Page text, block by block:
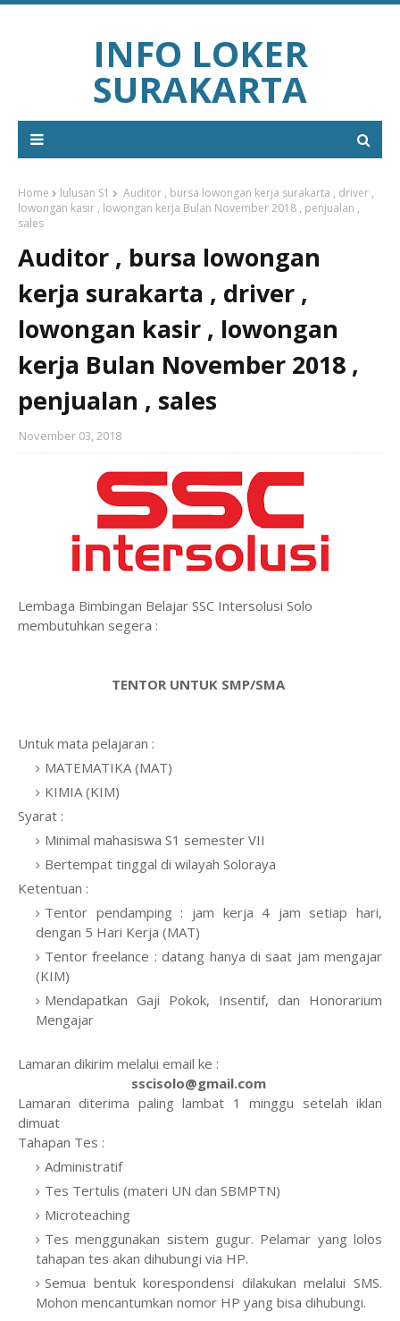
INFO LOKER
SURAKARTA
Home lulusan S1
Auditor , bursa lowongan kerja surakarta , driver ,
lowongan kasir , lowongan kerja Bulan November 2018 , penjualan ,
sales
Auditor , bursa lowongan
kerja surakarta , driver ,
lowongan kasir , lowongan
kerja Bulan November 2018 ,
penjualan , sales
November 03, 2018
Lembaga Bimbingan Belajar SSC Intersolusi Solo
membutuhkan segera :
TENTOR UNTUK SMP/SMA
Untuk mata pelajaran :
MATEMATIKA (MAT)
KIMIA (KIM)
Syarat :
Minimal mahasiswa S1 semester VII
Bertempat tinggal di wilayah Soloraya
Ketentuan :
Tentor pendamping : jam kerja 4 jam setiap hari,
dengan 5 Hari Kerja (MAT)
Tentor freelance : datang hanya di saat jam mengajar
(KIM)
Mendapatkan Gaji Pokok, Insentif, dan Honorarium
Mengajar
Lamaran dikirim melalui email ke :
sscisolo@gmail.com
Lamaran diterima paling lambat 1 minggu setelah iklan
dimuat
Tahapan Tes :
Administratif
Tes Tertulis (materi UN dan SBMPTN)
Microteaching
Tes menggunakan sistem gugur. Pelamar yang lolos
tahapan tes akan dihubungi via HP.
Semua bentuk korespondensi dilakukan melalui SMS.
Mohon mencantumkan nomor HP yang bisa dihubungi.